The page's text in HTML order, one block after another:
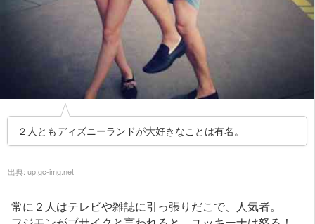
２人ともディズニーランドが大好きなことは有名。
出典: up.gc-img.net
常に２人はテレビや雑誌に引っ張りだこで、人気者。